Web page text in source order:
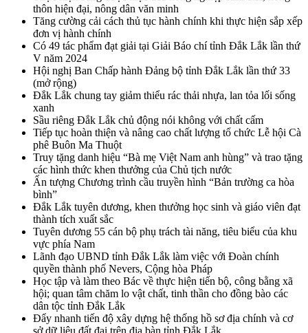
thôn hiện đại, nông dân văn minh
Tăng cường cải cách thủ tục hành chính khi thực hiện sắp xếp
đơn vị hành chính
Có 49 tác phẩm đạt giải tại Giải Báo chí tỉnh Đắk Lắk lần thứ
V năm 2024
Hội nghị Ban Chấp hành Đảng bộ tỉnh Đắk Lắk lần thứ 33
(mở rộng)
Đắk Lắk chung tay giảm thiểu rác thải nhựa, lan tỏa lối sống
xanh
Sầu riêng Đắk Lắk chủ động nói không với chất cấm
Tiếp tục hoàn thiện và nâng cao chất lượng tổ chức Lễ hội Cà
phê Buôn Ma Thuột
Truy tặng danh hiệu “Bà mẹ Việt Nam anh hùng” và trao tặng
các hình thức khen thưởng của Chủ tịch nước
Ấn tượng Chương trình cầu truyền hình “Bản trường ca hòa
bình”
Đắk Lắk tuyên dương, khen thưởng học sinh và giáo viên đạt
thành tích xuất sắc
Tuyên dương 55 cán bộ phụ trách tài năng, tiêu biểu của khu
vực phía Nam
Lãnh đạo UBND tỉnh Đắk Lắk làm việc với Đoàn chính
quyền thành phố Nevers, Cộng hòa Pháp
Học tập và làm theo Bác về thực hiện tiến bộ, công bằng xã
hội; quan tâm chăm lo vật chất, tinh thần cho đồng bào các
dân tộc tỉnh Đắk Lắk
Đẩy nhanh tiến độ xây dựng hệ thống hồ sơ địa chính và cơ